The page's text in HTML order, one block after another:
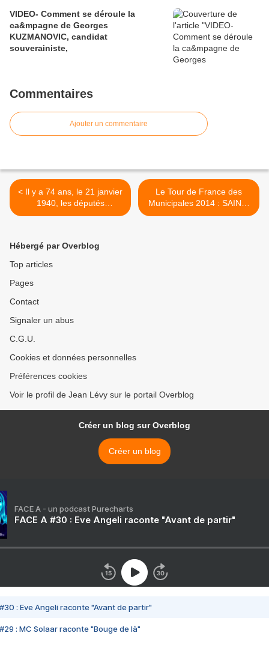
VIDEO- Comment se déroule la
ca&mpagne de Georges
KUZMANOVIC, candidat
souverainiste,
Commentaires
Ajouter un commentaire
< Il y a 74 ans, le 21 janvier
1940, les députés
communistes étaient
jusqu'aux futurs élus
Le Tour de France des
Municipales 2014 : SAINT-
AUBIN les ELBEUF >
Hébergé par Overblog
Top articles
Pages
Contact
Signaler un abus
C.G.U.
Cookies et données personnelles
Préférences cookies
Voir le profil de Jean Lévy sur le portail Overblog
Créer un blog sur Overblog
Créer un blog
FACE A - un podcast Purecharts
FACE A #30 : Eve Angeli raconte "Avant de partir"
#30 : Eve Angeli raconte "Avant de partir"
#29 : MC Solaar raconte "Bouge de là"